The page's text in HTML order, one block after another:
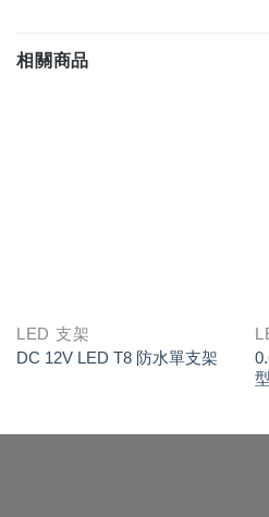
相關商品
LED 支架
DC 12V LED T8 防水單支架